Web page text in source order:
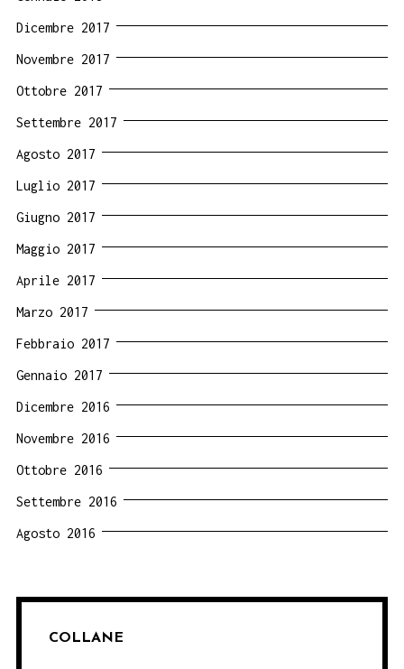
Dicembre 2017
Novembre 2017
Ottobre 2017
Settembre 2017
Agosto 2017
Luglio 2017
Giugno 2017
Maggio 2017
Aprile 2017
Marzo 2017
Febbraio 2017
Gennaio 2017
Dicembre 2016
Novembre 2016
Ottobre 2016
Settembre 2016
Agosto 2016
COLLANE